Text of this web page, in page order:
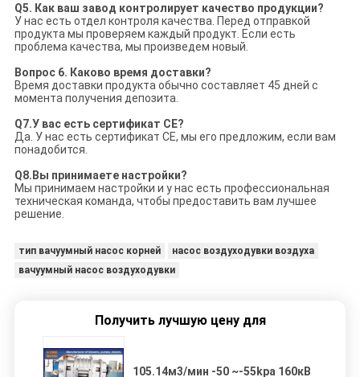
Q5. Как ваш завод контролирует качество продукции?
У нас есть отдел контроля качества. Перед отправкой
продукта мы проверяем каждый продукт. Если есть
проблема качества, мы произведем новый.
Вопрос 6. Каково время доставки?
Время доставки продукта обычно составляет 45 дней с
момента получения депозита.
Q7.У вас есть сертификат CE?
Да. У нас есть сертификат CE, мы его предложим, если вам
понадобится.
Q8.Вы принимаете настройки?
Мы принимаем настройки и у нас есть профессиональная
техническая команда, чтобы предоставить вам лучшее
решение.
тип вачуумный насос корней
насос воздуходувки воздуха
вачуумный насос воздуходувки
Получить лучшую цену для
105.14м3/мин -50 ~-55kpa 160кВ